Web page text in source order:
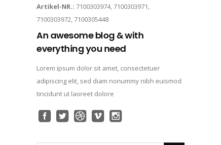
Artikel-NR.: 7100303974, 7100303971,
7100303972, 7100305448
An awesome blog & with
everything you need
Lorem ipsum dolor sit amet, consectetuer
adipiscing elit, sed diam nonummy nibh euismod
tincidunt ut laoreet dolore